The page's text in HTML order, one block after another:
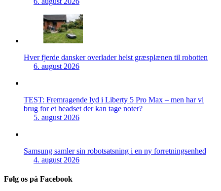
Hver fjerde dansker overlader helst græsplænen til robotten
6. august 2026
TEST: Fremragende lyd i Liberty 5 Pro Max – men har vi
brug for et headset der kan tage noter?
5. august 2026
Samsung samler sin robotsatsning i en ny forretningsenhed
4. august 2026
Følg os på Facebook